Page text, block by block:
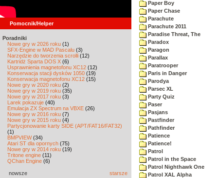
Pomocnik/Helper
Poradniki
Nowe gry w 2026 roku (1)
SFX-Engine w MAD Pascalu (3)
Narzędzie do tworzenia scrolli (12)
Kartridż Sparta DOS X (6)
Usprawnienia magnetofonu XC12 (12)
Konserwacja stacji dysków 1050 (19)
Konserwacja magnetofonu XC12 (15)
Nowe gry w 2020 roku (2)
Nowe gry w 2019 roku (35)
Nowe gry w 2017 roku (3)
Larek pokazuje (40)
Emulacja ZX Spectrum na VBXE (26)
Nowe gry w 2016 roku (7)
Nowe gry w 2015 roku (4)
Partycjonowanie karty SIDE (APT/FAT16/FAT32)
(1)
BMPVIEW(34)
Atari ST dla opornych (75)
Nowe gry w 2014 roku (19)
Tritone engine (11)
QChan Engine (6)
nowsze starsze
Paper Boy
Paper Chase
Parachute
Parachute 2011
Paradise Threat, The
Paradox
Paragon
Parallax
Paratrooper
Paris in Danger
Parodya
Parsec XL
Party Quiz
Paser
Pasjans
Pastfinder
Pathfinder
Patience
Patience!
Patrol
Patrol in the Space
Patrol Nighthawk One
Patrol XAL Alpha